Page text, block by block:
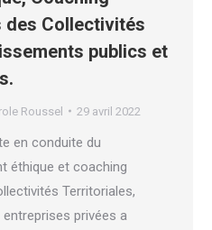
des Collectivités
publics et
Roussel 29 avril 2022
en conduite du
éthique et coaching
Territoriales,
privées a